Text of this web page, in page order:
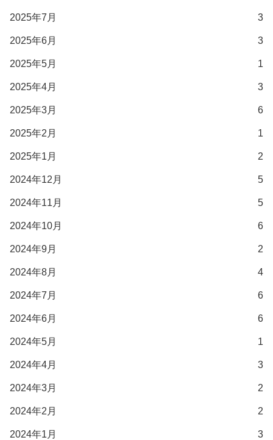
2025年7月 3
2025年6月 3
2025年5月 1
2025年4月 3
2025年3月 6
2025年2月 1
2025年1月 2
2024年12月 5
2024年11月 5
2024年10月 6
2024年9月 2
2024年8月 4
2024年7月 6
2024年6月 6
2024年5月 1
2024年4月 3
2024年3月 2
2024年2月 2
2024年1月 3